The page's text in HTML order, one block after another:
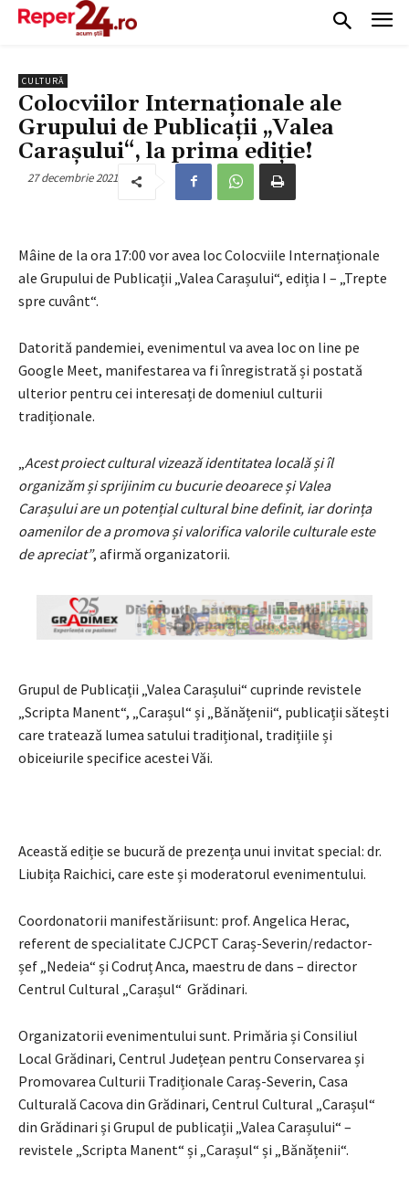
CULTURĂ
Colocviilor Internaționale ale
Grupului de Publicații „Valea
Carașului“, la prima ediție!
27 decembrie 2021
Mâine de la ora 17:00 vor avea loc Colocviile Internaționale
ale Grupului de Publicații „Valea Carașului“, ediția I – „Trepte
spre cuvânt“.
Datorită pandemiei, evenimentul va avea loc on line pe
Google Meet, manifestarea va fi înregistrată și postată
ulterior pentru cei interesați de domeniul culturii
tradiționale.
Acest proiect cultural vizează identitatea locală și îl
organizăm și sprijinim cu bucurie deoarece și Valea
Carașului are un potențial cultural bine definit, iar dorința
oamenilor de a promova și valorifica valorile culturale este
de apreciat”, afirmă organizatorii.
Grupul de Publicații „Valea Carașului“ cuprinde revistele
„Scripta Manent“, „Carașul“ și „Bănățenii“, publicații sătești
care tratează lumea satului tradițional, tradițiile și
obiceiurile specifice acestei Văi.
Această ediție se bucură de prezența unui invitat special: dr.
Liubița Raichici, care este și moderatorul evenimentului.
Coordonatorii manifestăriisunt: prof. Angelica Herac,
referent de specialitate CJCPCT Caraș-Severin/redactor-
șef „Nedeia“ și Codruț Anca, maestru de dans – director
Centrul Cultural „Carașul“ Grădinari.
Organizatorii evenimentului sunt. Primăria și Consiliul
Local Grădinari, Centrul Județean pentru Conservarea și
Promovarea Culturii Tradiționale Caraș-Severin, Casa
Culturală Cacova din Grădinari, Centrul Cultural „Carașul“
din Grădinari și Grupul de publicații „Valea Carașului“ –
revistele „Scripta Manent“ și „Carașul“ și „Bănățenii“.